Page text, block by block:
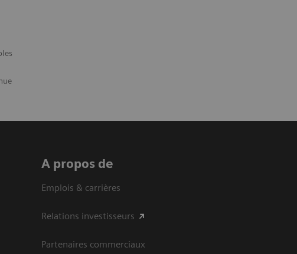
A propos de
Emplois & carrières
Relations investisseurs
Partenaires commerciaux